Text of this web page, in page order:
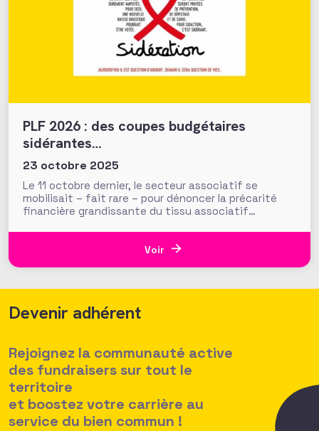
PLF 2026 : des coupes budgétaires
sidérantes…
23 octobre 2025
Le 11 octobre dernier, le secteur associatif se
mobilisait – fait rare – pour dénoncer la précarité
financière grandissante du tissu associatif
la France relayaient ainsi le cri d’alerte « Ça ne tient
plus ! » à l’appel du Mouvement Associatif. Mais à
Voir
Devenir adhérent
Rejoignez la communauté active
des fundraisers sur tout le
territoire
et boostez votre carrière au
service du bien commun !